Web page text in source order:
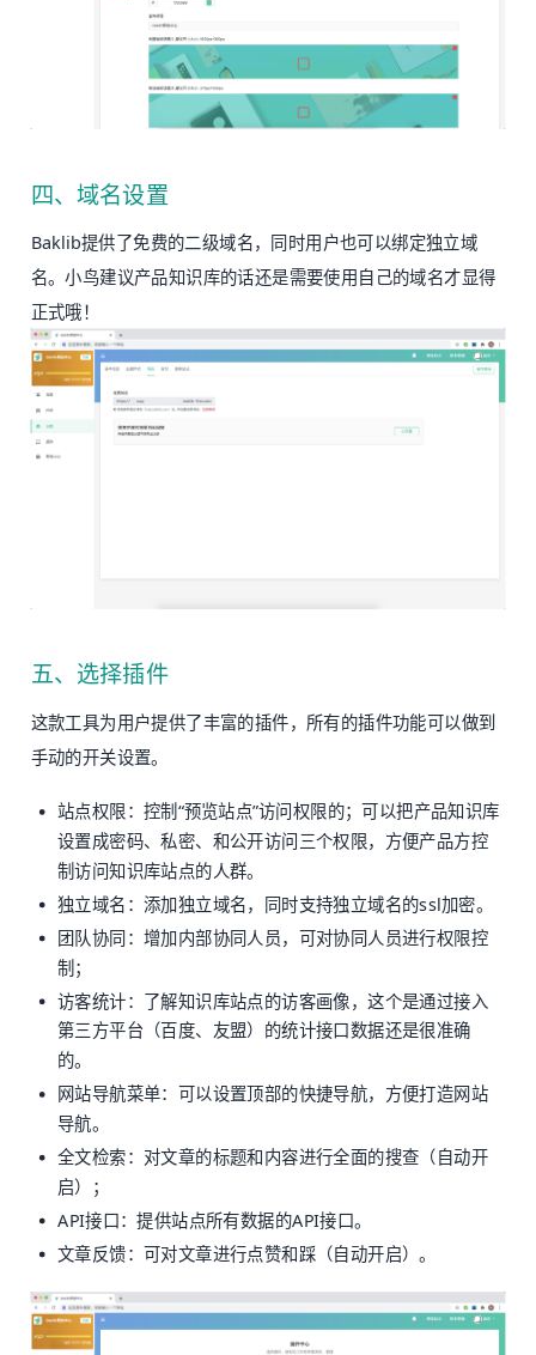
四、域名设置
Baklib提供了免费的二级域名，同时用户也可以绑定独立域
名。小鸟建议产品知识库的话还是需要使用自己的域名才显得
正式哦！
五、选择插件
这款工具为用户提供了丰富的插件，所有的插件功能可以做到
手动的开关设置。
站点权限：控制“预览站点”访问权限的；可以把产品知识库
设置成密码、私密、和公开访问三个权限，方便产品方控
制访问知识库站点的人群。
独立域名：添加独立域名，同时支持独立域名的ssl加密。
团队协同：增加内部协同人员，可对协同人员进行权限控
制；
访客统计：了解知识库站点的访客画像，这个是通过接入
第三方平台（百度、友盟）的统计接口数据还是很准确
的。
网站导航菜单：可以设置顶部的快捷导航，方便打造网站
导航。
全文检索：对文章的标题和内容进行全面的搜查（自动开
启）；
API接口：提供站点所有数据的API接口。
文章反馈：可对文章进行点赞和踩（自动开启）。